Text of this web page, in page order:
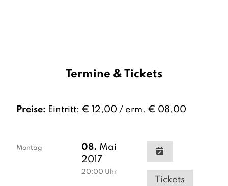
Termine & Tickets
Preise: Eintritt: € 12,00 / erm. € 08,00
Montag 08. Mai
2017
20:00 Uhr
Tickets